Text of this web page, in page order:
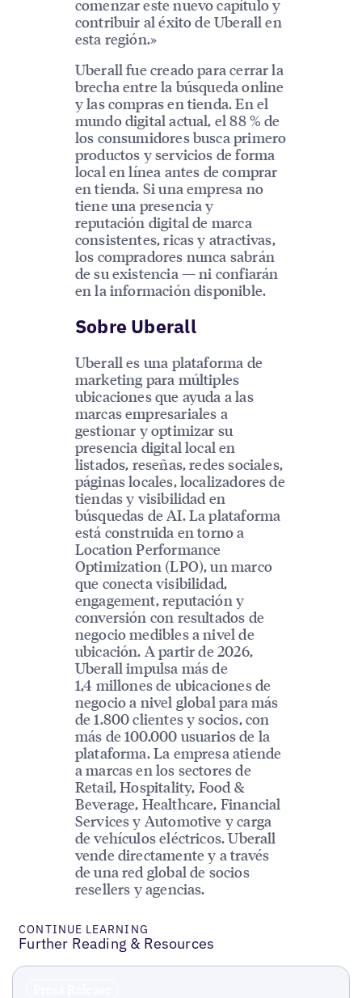
comenzar este nuevo capítulo y
contribuir al éxito de Uberall en
esta región.»
Uberall fue creado para cerrar la
brecha entre la búsqueda online
y las compras en tienda. En el
mundo digital actual, el 88 % de
los consumidores busca primero
productos y servicios de forma
local en línea antes de comprar
en tienda. Si una empresa no
tiene una presencia y
reputación digital de marca
consistentes, ricas y atractivas,
los compradores nunca sabrán
de su existencia — ni confiarán
en la información disponible.
Sobre Uberall
Uberall es una plataforma de
marketing para múltiples
ubicaciones que ayuda a las
marcas empresariales a
gestionar y optimizar su
presencia digital local en
listados, reseñas, redes sociales,
páginas locales, localizadores de
tiendas y visibilidad en
búsquedas de AI. La plataforma
está construida en torno a
Location Performance
Optimization (LPO), un marco
que conecta visibilidad,
engagement, reputación y
conversión con resultados de
negocio medibles a nivel de
ubicación. A partir de 2026,
Uberall impulsa más de
1,4 millones de ubicaciones de
negocio a nivel global para más
de 1.800 clientes y socios, con
más de 100.000 usuarios de la
plataforma. La empresa atiende
a marcas en los sectores de
Retail, Hospitality, Food &
Beverage, Healthcare, Financial
Services y Automotive y carga
de vehículos eléctricos. Uberall
vende directamente y a través
de una red global de socios
resellers y agencias.
CONTINUE LEARNING
Further Reading & Resources